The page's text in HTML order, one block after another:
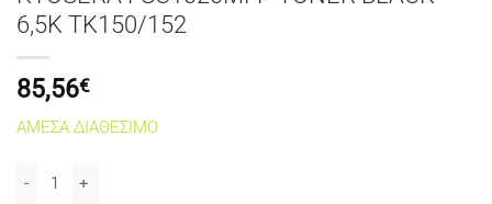
6,5K TK150/152
85,56€
ΑΜΕΣΑ ΔΙΑΘΕΣΙΜΟ
KYOSERA FSC1020MFP TONER BLACK 6,5K TK150/152 ποσότητα